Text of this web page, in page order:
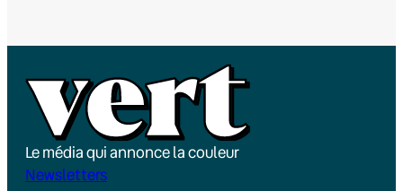
Le média qui annonce la couleur
Newsletters